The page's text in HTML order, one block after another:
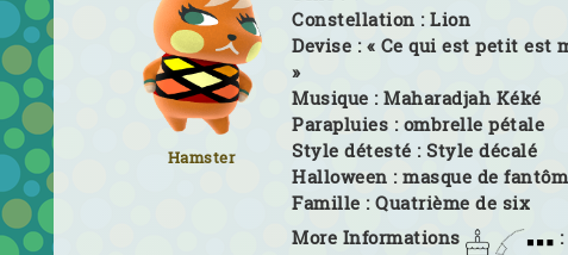
Hamster
Constellation :Lion
Devise : « Ce qui est petit est
»
Musique :Maharadjah Kéké
Parapluies : ombrelle pétale
Style détesté : Style décalé
Halloween :masque de
Famille :Quatrième de six
More Informations
: